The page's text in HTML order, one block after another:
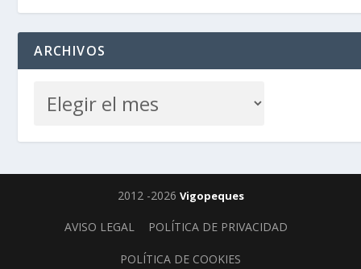
ARCHIVOS
2012 -2026 Vigopeques
AVISO LEGAL POLÍTICA DE PRIVACIDAD
POLÍTICA DE COOKIES